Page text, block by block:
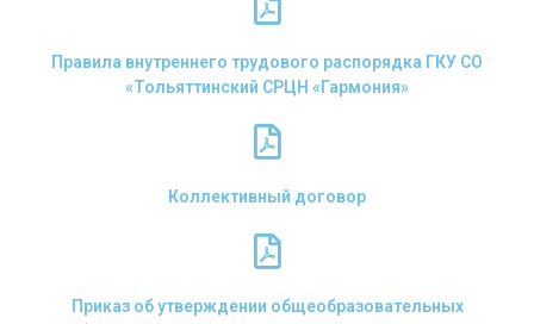
Правила внутреннего трудового распорядка ГКУ СО
«Тольяттинский СРЦН «Гармония»
Коллективный договор
Приказ об утверждении общеобразовательных